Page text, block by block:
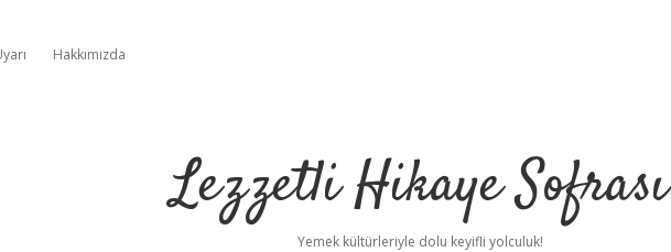
Hakkımızda
Lezzetli Hikaye Sofrası
Yemek kültürleriyle dolu keyifli yolculuk!